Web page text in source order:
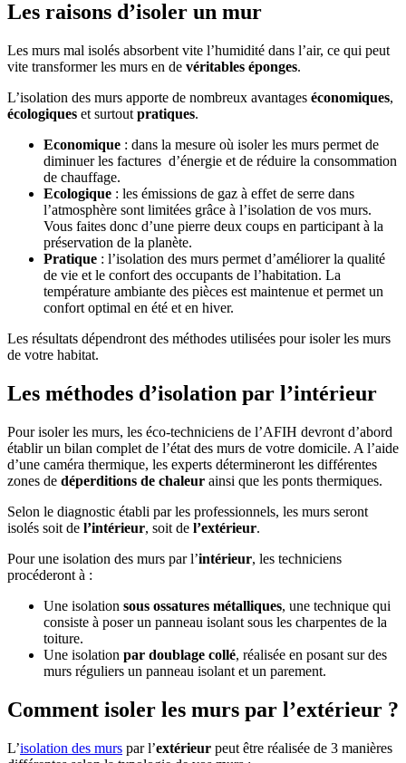
Les raisons d’isoler un mur
Les murs mal isolés absorbent vite l’humidité dans l’air, ce qui peut
vite transformer les murs en de véritables éponges.
L’isolation des murs apporte de nombreux avantages économiques,
écologiques et surtout pratiques.
Economique : dans la mesure où isoler les murs permet de
diminuer les factures d’énergie et de réduire la consommation
de chauffage.
Ecologique : les émissions de gaz à effet de serre dans
l’atmosphère sont limitées grâce à l’isolation de vos murs.
Vous faites donc d’une pierre deux coups en participant à la
préservation de la planète.
Pratique : l’isolation des murs permet d’améliorer la qualité
de vie et le confort des occupants de l’habitation. La
température ambiante des pièces est maintenue et permet un
confort optimal en été et en hiver.
Les résultats dépendront des méthodes utilisées pour isoler les murs
de votre habitat.
Les méthodes d’isolation par l’intérieur
Pour isoler les murs, les éco-techniciens de l’AFIH devront d’abord
établir un bilan complet de l’état des murs de votre domicile. A l’aide
d’une caméra thermique, les experts détermineront les différentes
zones de déperditions de chaleur ainsi que les ponts thermiques.
Selon le diagnostic établi par les professionnels, les murs seront
isolés soit de l’intérieur, soit de l’extérieur.
Pour une isolation des murs par l’intérieur, les techniciens
procéderont à :
Une isolation sous ossatures métalliques, une technique qui
consiste à poser un panneau isolant sous les charpentes de la
toiture.
Une isolation par doublage collé, réalisée en posant sur des
murs réguliers un panneau isolant et un parement.
Comment isoler les murs par l’extérieur ?
L’isolation des murs par l’extérieur peut être réalisée de 3 manières